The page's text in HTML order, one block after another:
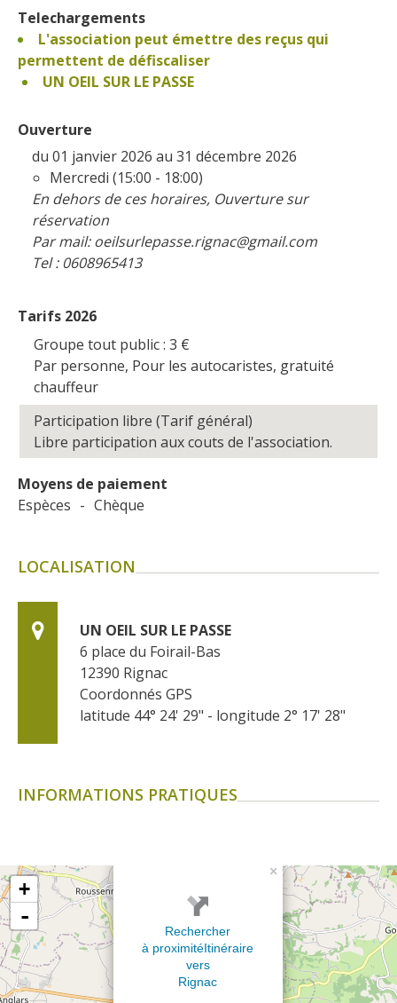
Telechargements
L'association peut émettre des reçus qui
permettent de défiscaliser
UN OEIL SUR LE PASSE
Ouverture
du 01 janvier 2026 au 31 décembre 2026
Mercredi (15:00 - 18:00)
En dehors de ces horaires, Ouverture sur
réservation
Par mail: oeilsurlepasse.rignac@gmail.com
Tel : 0608965413
Tarifs 2026
Groupe tout public : 3 €
Par personne, Pour les autocaristes, gratuité
chauffeur
Participation libre (Tarif général)
Libre participation aux couts de l'association.
Moyens de paiement
Espèces - Chèque
LOCALISATION
UN OEIL SUR LE PASSE
6 place du Foirail-Bas
12390 Rignac
Coordonnés GPS
latitude 44° 24' 29" - longitude 2° 17' 28"
INFORMATIONS PRATIQUES
×
Rechercher
à proximitéItinéraire
vers
Rignac
+
-